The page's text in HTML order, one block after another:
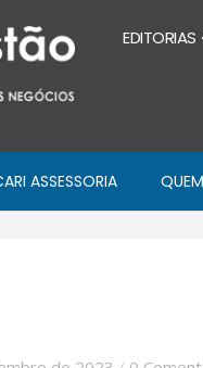
EDITORIAS
ASSESSORIA